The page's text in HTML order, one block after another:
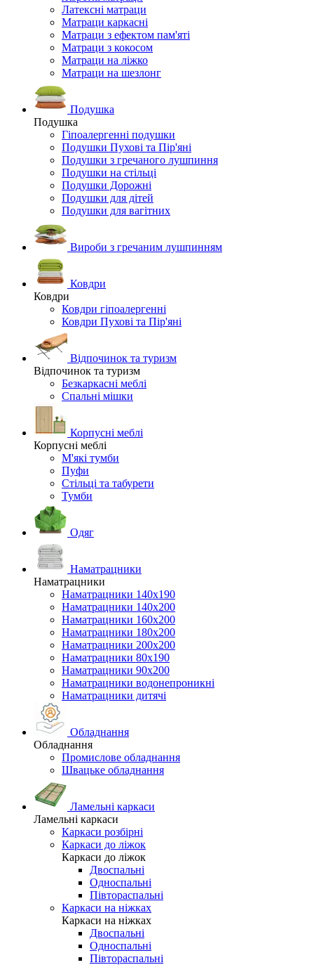
Латексні матраци
Матраци каркасні
Матраци з ефектом пам'яті
Матраци з кокосом
Матраци на ліжко
Матраци на шезлонг
Подушка
Подушка
Гіпоалергенні подушки
Подушки Пухові та Пір'яні
Подушки з гречаного лушпиння
Подушки на стільці
Подушки Дорожні
Подушки для дітей
Подушки для вагітних
Вироби з гречаним лушпинням
Ковдри
Ковдри
Ковдри гіпоалергенні
Ковдри Пухові та Пір'яні
Відпочинок та туризм
Відпочинок та туризм
Безкаркасні меблі
Спальні мішки
Корпусні меблі
Корпусні меблі
М'які тумби
Пуфи
Стільці та табурети
Тумби
Одяг
Наматрацники
Наматрацники
Наматрацники 140х190
Наматрацники 140х200
Наматрацники 160х200
Наматрацники 180х200
Наматрацники 200х200
Наматрацники 80х190
Наматрацники 90х200
Наматрацники водонепроникні
Наматрацники дитячі
Обладнання
Обладнання
Промислове обладнання
Швацьке обладнання
Ламельні каркаси
Ламельні каркаси
Каркаси розбірні
Каркаси до ліжок
Каркаси до ліжок
Двоспальні
Односпальні
Півтораспальні
Каркаси на ніжках
Каркаси на ніжках
Двоспальні
Односпальні
Півтораспальні